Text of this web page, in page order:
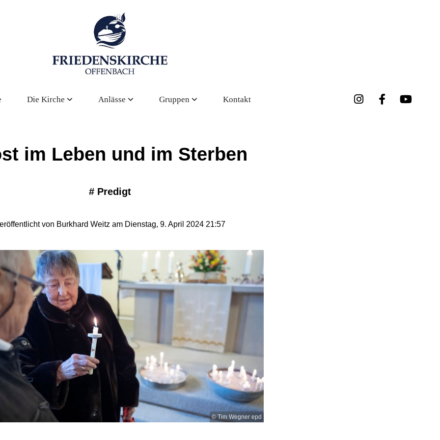
Die Kirche Anlässe Gruppen Kontakt
im Leben und im Sterben
# Predigt
von Burkhard Weitz am Dienstag, 9. April 2024 21:57
© Tim Wegner epd